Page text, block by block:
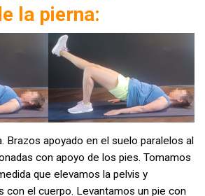
la pierna:
Brazos apoyado en el suelo paralelos al
con apoyo de los pies. Tomamos
que elevamos la pelvis y
con el cuerpo. Levantamos un pie con